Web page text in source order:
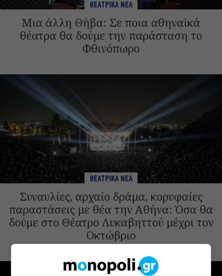
ΘΕΑΤΡΙΚΑ ΝΕΑ
Μια άλλη Θήβα: Σε ποια αθηναϊκά
θέατρα θα δούμε την παράσταση το
Φθινόπωρο
ΘΕΑΤΡΙΚΑ ΝΕΑ
Συναυλίες, αρχαίο δράμα, κορυφαίες
παραστάσεις με θέα την Αθήνα: Όσα θα
δούμε στο Θέατρο Λυκαβηττού μέχρι τον
Οκτώβριο